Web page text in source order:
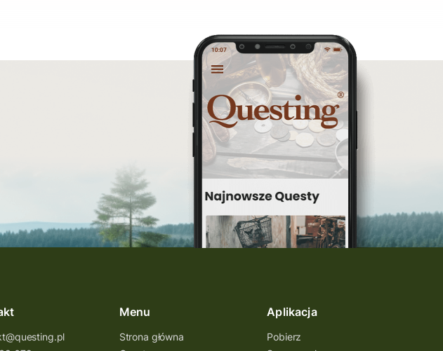
Menu
Strona główna
Aplikacja
Pobierz